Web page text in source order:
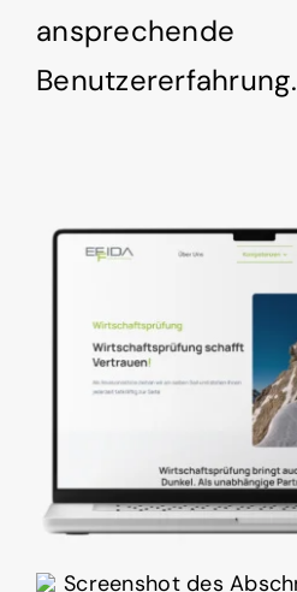
ansprechende
Benutzererfahrung.